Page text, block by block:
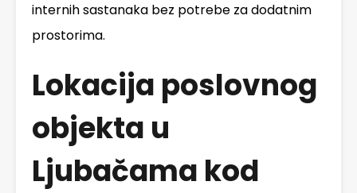
internih sastanaka bez potrebe za dodatnim
prostorima.
Lokacija poslovnog
objekta u
Ljubačama kod